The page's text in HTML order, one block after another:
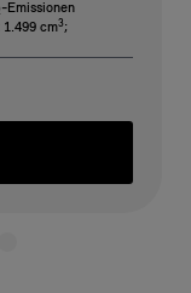
-Emissionen
1.499 cm3;